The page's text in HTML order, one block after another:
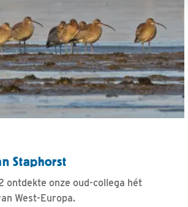
Staphorst
ontdekte onze oud-collega hét
West-Europa.